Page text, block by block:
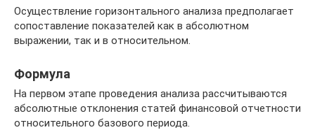
Осуществление горизонтального анализа предполагает
сопоставление показателей как в абсолютном
выражении, так и в относительном.
Формула
На первом этапе проведения анализа рассчитываются
абсолютные отклонения статей финансовой отчетности
относительного базового периода.